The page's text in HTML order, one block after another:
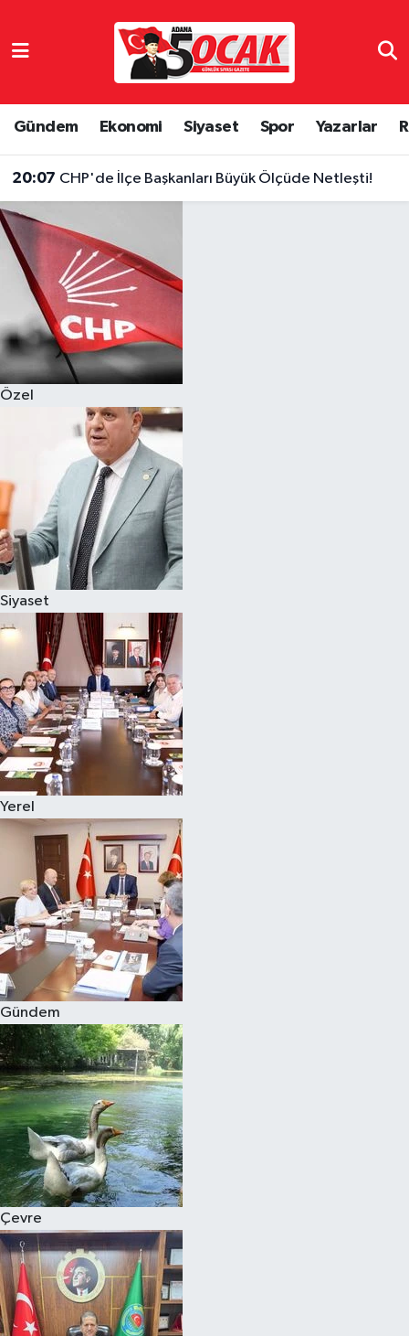
Gündem Ekonomi Siyaset Spor Yazarlar
20:07 CHP'de İlçe Başkanları Büyük Ölçüde Netleşti!
Özel
Siyaset
Yerel
Gündem
Çevre
Eğitim
Ekonomi
Gündem
Magazin
Özel
Resmi İlanlar
Sağlık
Siyaset
Spor
Yaşam
Yerel Yönetimler
Yurttan
Hava Durumu
Son Dakika Haberleri
Haber Arşivi